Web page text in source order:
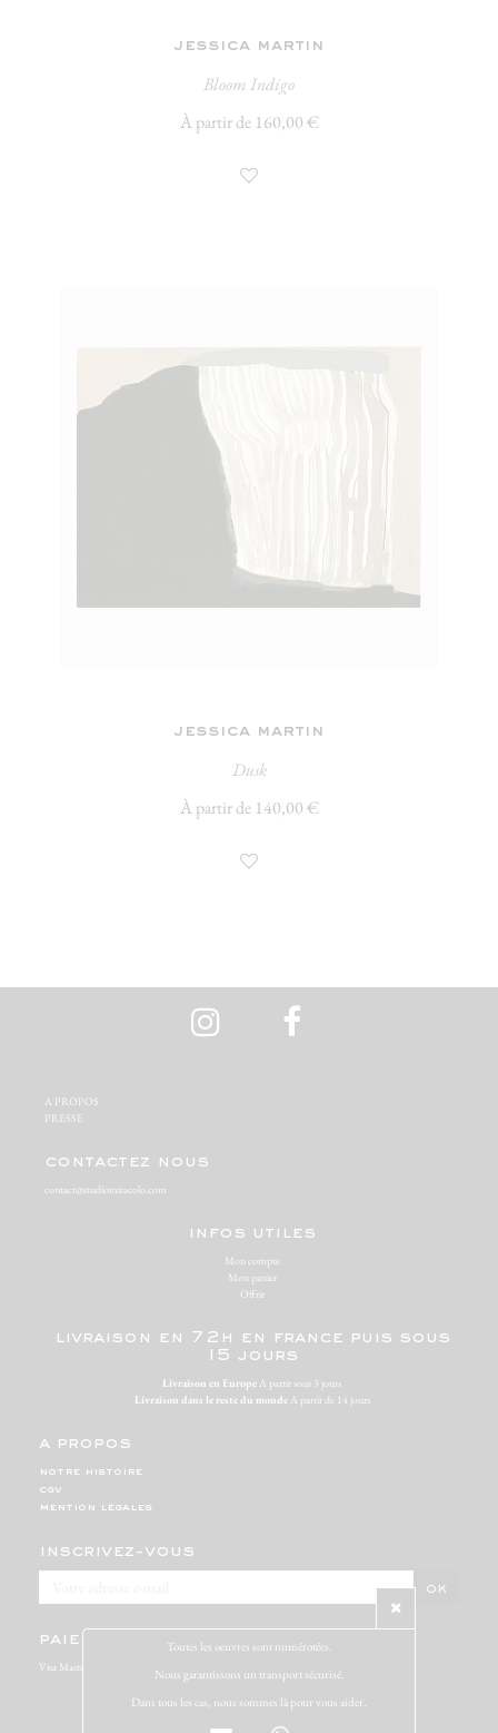
jessica martin
Bloom Indigo
À partir de 160,00 €
jessica martin
Dusk
À partir de 140,00 €
A PROPOS‬
PRESSE‬
contactez nous
contact@studiomiracolo.com
infos utiles
Mon compte
Mon panier
Offrir
livraison en 72h en france puis sous
15 jours
Livraison en Europe A partir sous 3 jours
Livraison dans le reste du monde A partir de 14 jours
a propos
notre histoire
cgv
mention légales
inscrivez-vous
paiement sécurisé
Visa Mastercard Paypal
Toutes les oeuvres sont numérotées.
Nous garantissons un transport sécurisé.
Dans tous les cas, nous sommes là pour vous aider.